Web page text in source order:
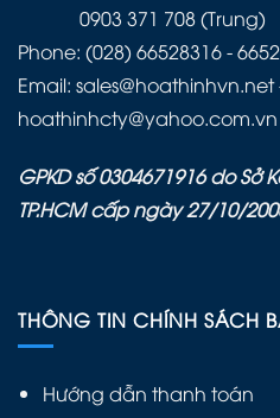
0903 371 708 (Trung)
Phone: (028) 66528316 -
Email: sales@hoathinhvn.net
hoathinhcty@yahoo.com.vn
GPKD số 0304671916 do
TP.HCM cấp ngày 27/10/
THÔNG TIN CHÍNH SÁCH
Hướng dẫn thanh toán